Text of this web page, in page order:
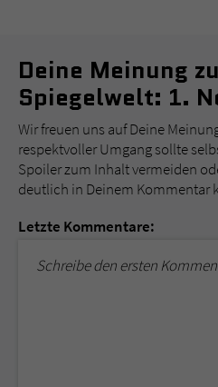
Deine Meinung
Spiegelwelt: 1.
Wir freuen uns auf Deine
respektvoller Umgang sollte
Spoiler zum Inhalt vermeiden
deutlich in Deinem Kommentar
Letzte Kommentare:
Schreibe den ersten